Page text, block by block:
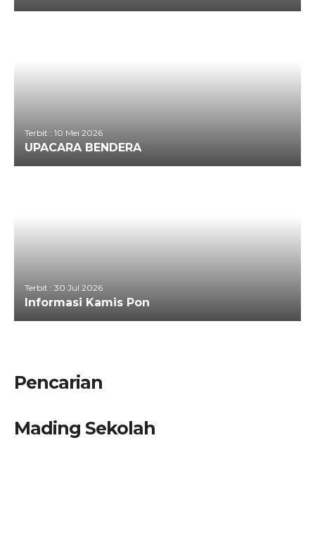
Terbit : 10 Mei 2026
UPACARA BENDERA
Terbit : 30 Jul 2026
Informasi Kamis Pon
Pencarian
Mading Sekolah